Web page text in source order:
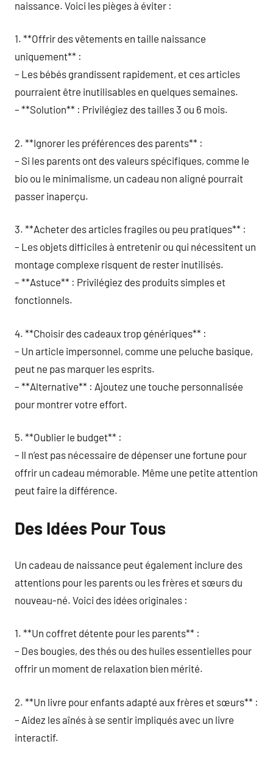
naissance. Voici les pièges à éviter :
1. **Offrir des vêtements en taille naissance
uniquement** :
– Les bébés grandissent rapidement, et ces articles
pourraient être inutilisables en quelques semaines.
– **Solution** : Privilégiez des tailles 3 ou 6 mois.
2. **Ignorer les préférences des parents** :
– Si les parents ont des valeurs spécifiques, comme le
bio ou le minimalisme, un cadeau non aligné pourrait
passer inaperçu.
3. **Acheter des articles fragiles ou peu pratiques** :
– Les objets difficiles à entretenir ou qui nécessitent un
montage complexe risquent de rester inutilisés.
– **Astuce** : Privilégiez des produits simples et
fonctionnels.
4. **Choisir des cadeaux trop génériques** :
– Un article impersonnel, comme une peluche basique,
peut ne pas marquer les esprits.
– **Alternative** : Ajoutez une touche personnalisée
pour montrer votre effort.
5. **Oublier le budget** :
– Il n’est pas nécessaire de dépenser une fortune pour
offrir un cadeau mémorable. Même une petite attention
peut faire la différence.
Des Idées Pour Tous
Un cadeau de naissance peut également inclure des
attentions pour les parents ou les frères et sœurs du
nouveau-né. Voici des idées originales :
1. **Un coffret détente pour les parents** :
– Des bougies, des thés ou des huiles essentielles pour
offrir un moment de relaxation bien mérité.
2. **Un livre pour enfants adapté aux frères et sœurs** :
– Aidez les aînés à se sentir impliqués avec un livre
interactif.